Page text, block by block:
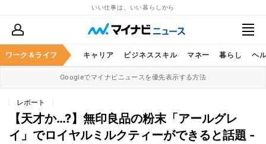
いい仕事は、いい暮らしから
ワーク＆ライフ キャリア ビジネススキル マネー 暮らし ヘ
Googleでマイナビニュースを優先表示する方法
レポート
【天才か…?】無印良品の粉末「アールグレ
イ」でロイヤルミルクティーができると話題 -